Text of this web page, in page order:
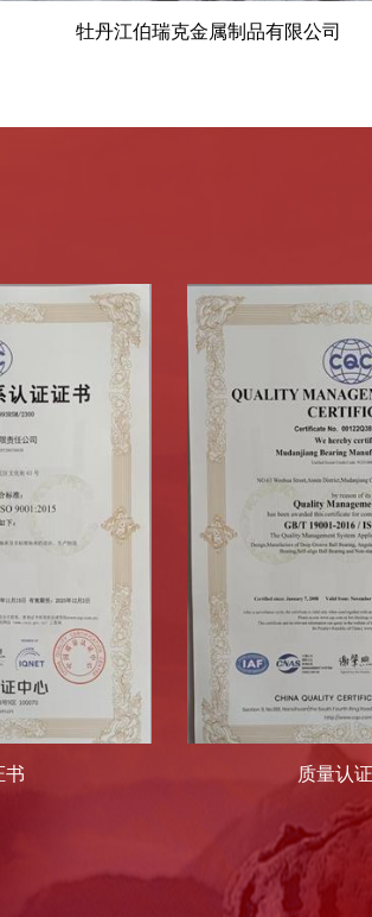
牡丹江伯瑞克金属制品有限公司
质量认证书